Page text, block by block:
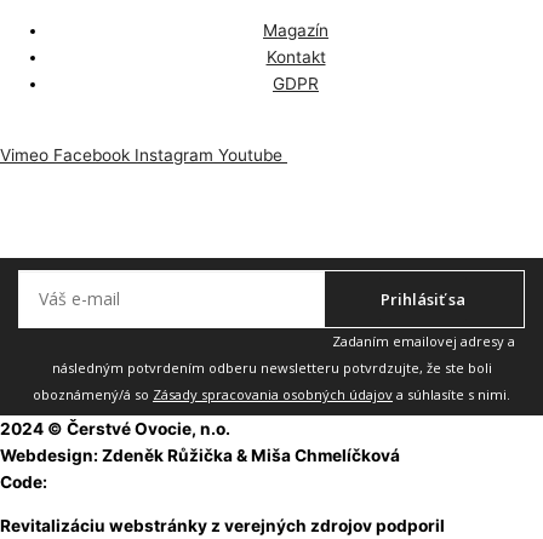
Magazín
Kontakt
GDPR
Vimeo Facebook Instagram Youtube
Prihlásiť sa
Zadaním emailovej adresy a
následným potvrdením odberu newsletteru potvrdzujte, že ste boli
oboznámený/á so Zásady spracovania osobných údajov a súhlasíte s nimi.
2024 © Čerstvé Ovocie, n.o.
Webdesign: Zdeněk Růžička & Miša Chmelíčková
Code:
Revitalizáciu webstránky z verejných zdrojov podporil